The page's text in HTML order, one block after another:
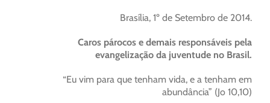
Brasília, 1º de Setembro de 2014.
Caros párocos e demais responsáveis pela
evangelização da juventude no Brasil.
“Eu vim para que tenham vida, e a tenham em
abundância” (Jo 10,10)